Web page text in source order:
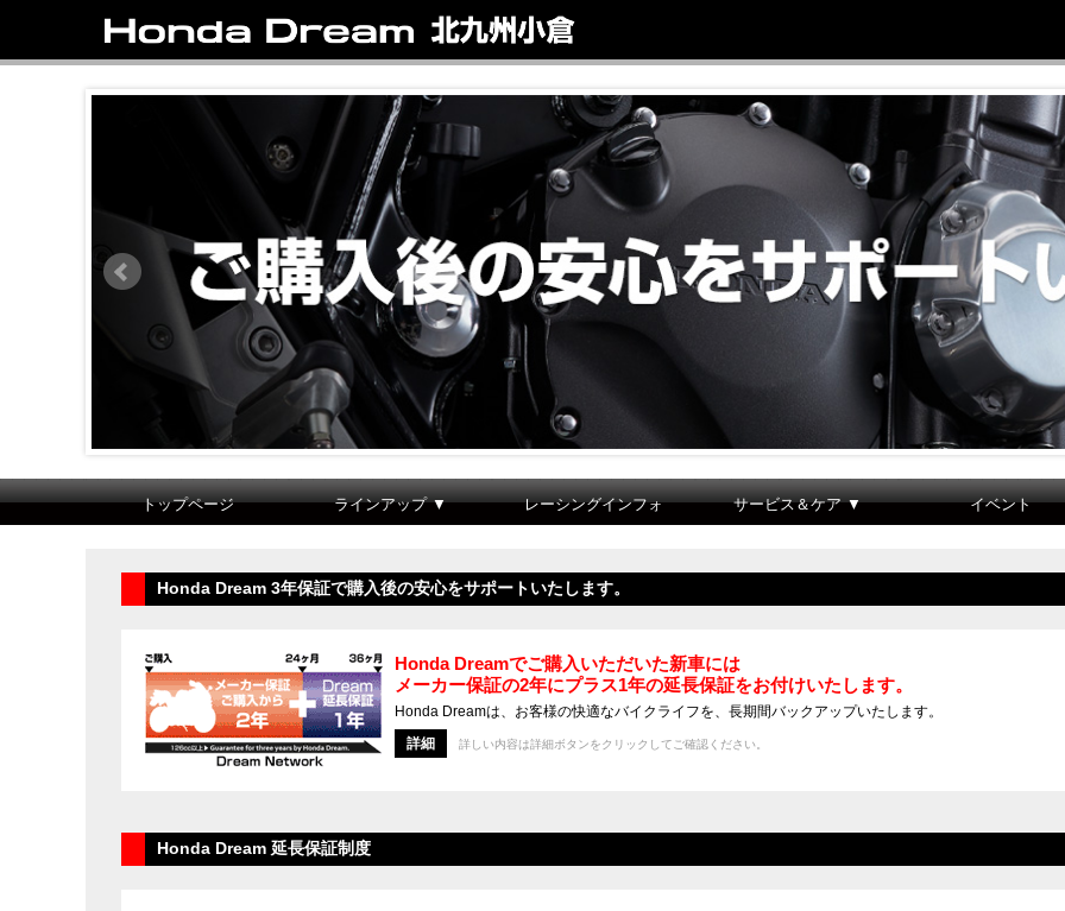
トップページ ラインアップ ▼ レーシングインフォ サービス＆ケア ▼ イベント
Honda Dream 3年保証で購入後の安心をサポートいたします。
Honda Dreamでご購入いただいた新車には
メーカー保証の2年にプラス1年の延長保証をお付けいたします。
Honda Dreamは、お客様の快適なバイクライフを、長期間バックアップいたします。
詳細
詳しい内容は詳細ボタンをクリックしてご確認ください。
Honda Dream 延長保証制度